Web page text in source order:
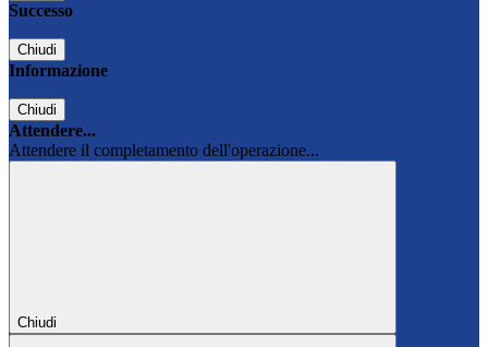
Successo
Chiudi
Informazione
Chiudi
Attendere...
Attendere il completamento dell'operazione...
Chiudi